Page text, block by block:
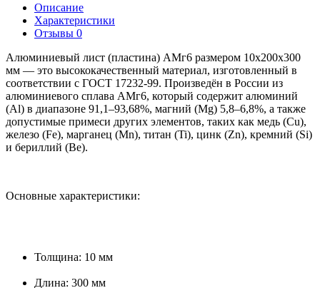
Описание
Характеристики
Отзывы 0
Алюминиевый лист (пластина) АМг6 размером 10х200х300
мм — это высококачественный материал, изготовленный в
соответствии с ГОСТ 17232-99. Произведён в России из
алюминиевого сплава АМг6, который содержит алюминий
(Al) в диапазоне 91,1–93,68%, магний (Mg) 5,8–6,8%, а также
допустимые примеси других элементов, таких как медь (Cu),
железо (Fe), марганец (Mn), титан (Ti), цинк (Zn), кремний (Si)
и бериллий (Be).
Основные характеристики:
Толщина: 10 мм
Длина: 300 мм